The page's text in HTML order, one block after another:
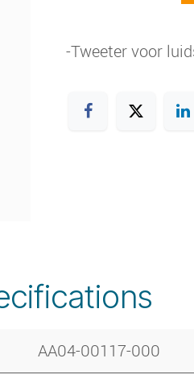
-Tweeter voor
AA04-00117-000